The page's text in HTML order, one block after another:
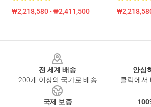
₩2,218,580 - ₩2,411,500
전 세계 배송
200개 이상의 국가로 배송
안심
클릭에서
국제 보증